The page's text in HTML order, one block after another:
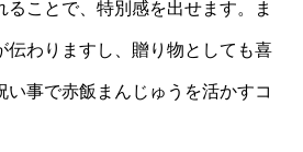
ることで、特別感を出せます。ま
伝わりますし、贈り物としても喜
い事で赤飯まんじゅうを活かすコ